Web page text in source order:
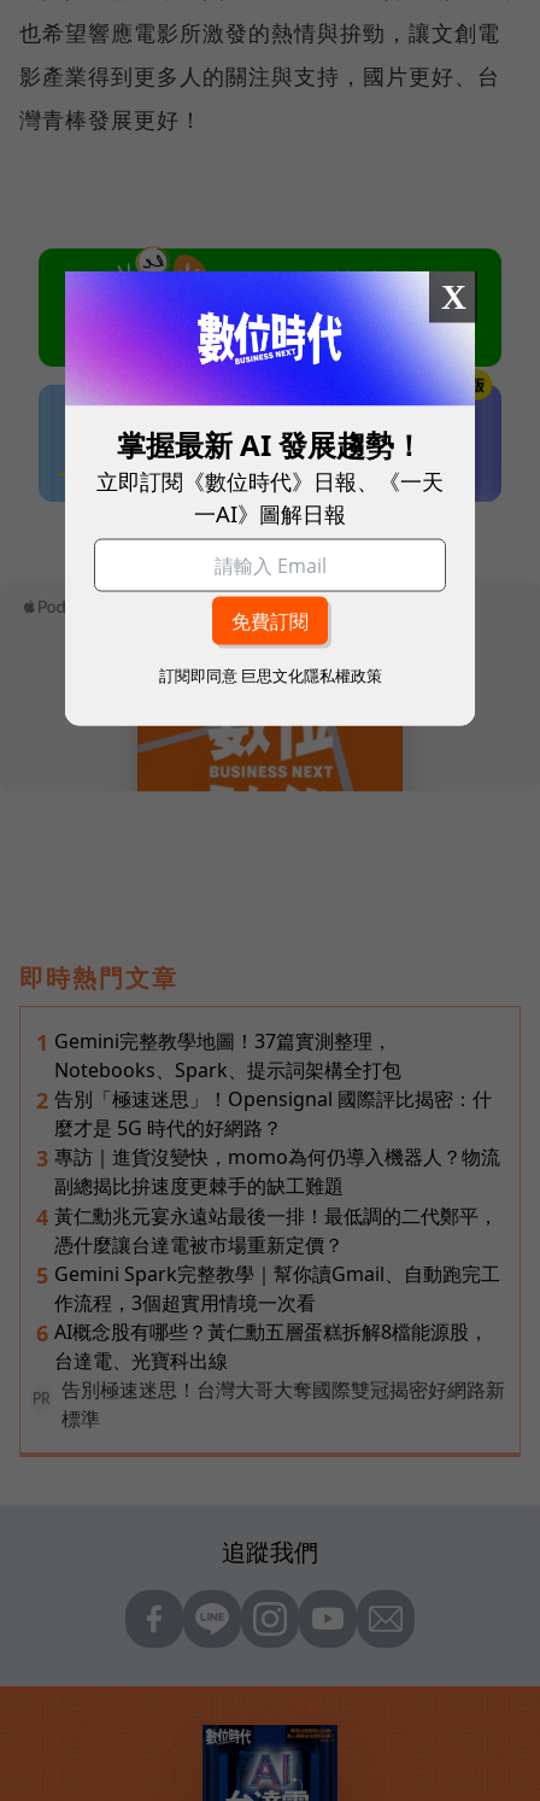
也希望響應電影所激發的熱情與拚勁，讓文創電
影產業得到更多人的關注與支持，國片更好、台
灣青棒發展更好！
本網站內容未經允許，不得轉載。
即時熱門文章
1 Gemini完整教學地圖！37篇實測整理，
Notebooks、Spark、提示詞架構全打包
2 告別「極速迷思」！Opensignal 國際評比揭密：什
麼才是 5G 時代的好網路？
3 專訪｜進貨沒變快，momo為何仍導入機器人？物流
副總揭比拚速度更棘手的缺工難題
4 黃仁勳兆元宴永遠站最後一排！最低調的二代鄭平，
憑什麼讓台達電被市場重新定價？
5 Gemini Spark完整教學｜幫你讀Gmail、自動跑完工
作流程，3個超實用情境一次看
6 AI概念股有哪些？黃仁勳五層蛋糕拆解8檔能源股，
台達電、光寶科出線
PR
告別極速迷思！台灣大哥大奪國際雙冠揭密好網路新
標準
追蹤我們
X
掌握最新 AI 發展趨勢！
立即訂閱《數位時代》日報、《一天
一AI》圖解日報
訂閱即同意 巨思文化隱私權政策